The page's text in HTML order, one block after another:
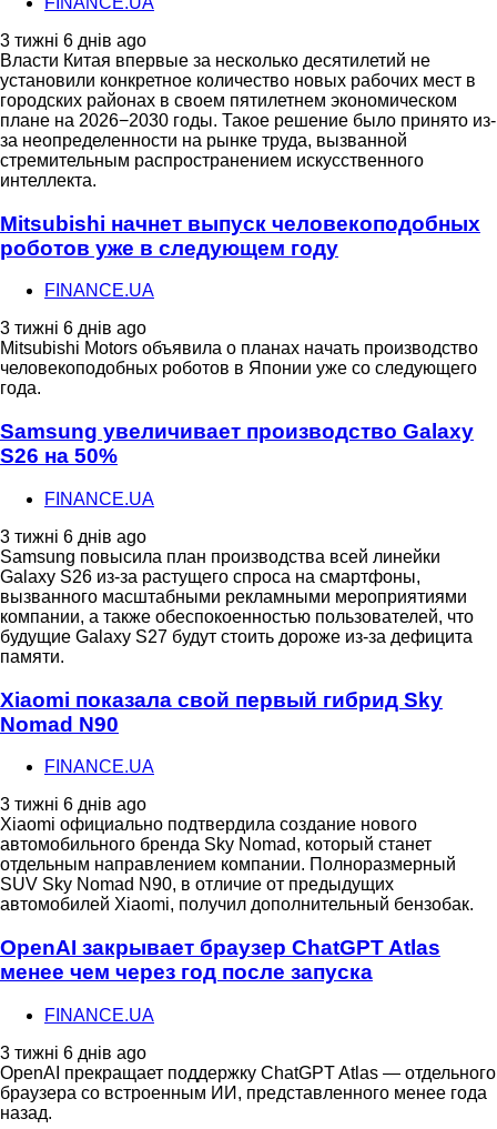
3 тижні 6 днів ago
Власти Китая впервые за несколько десятилетий не
установили конкретное количество новых рабочих мест в
городских районах в своем пятилетнем экономическом
плане на 2026−2030 годы. Такое решение было принято из-
за неопределенности на рынке труда, вызванной
стремительным распространением искусственного
интеллекта.
Mitsubishi начнет выпуск человекоподобных
роботов уже в следующем году
FINANCE.UA
3 тижні 6 днів ago
Mitsubishi Motors объявила о планах начать производство
человекоподобных роботов в Японии уже со следующего
года.
Samsung увеличивает производство Galaxy
S26 на 50%
FINANCE.UA
3 тижні 6 днів ago
Samsung повысила план производства всей линейки
Galaxy S26 из-за растущего спроса на смартфоны,
вызванного масштабными рекламными мероприятиями
компании, а также обеспокоенностью пользователей, что
будущие Galaxy S27 будут стоить дороже из-за дефицита
памяти.
Xiaomi показала свой первый гибрид Sky
Nomad N90
FINANCE.UA
3 тижні 6 днів ago
Xiaomi официально подтвердила создание нового
автомобильного бренда Sky Nomad, который станет
отдельным направлением компании. Полноразмерный
SUV Sky Nomad N90, в отличие от предыдущих
автомобилей Xiaomi, получил дополнительный бензобак.
OpenAI закрывает браузер ChatGPT Atlas
менее чем через год после запуска
FINANCE.UA
3 тижні 6 днів ago
OpenAI прекращает поддержку ChatGPT Atlas — отдельного
браузера со встроенным ИИ, представленного менее года
назад.